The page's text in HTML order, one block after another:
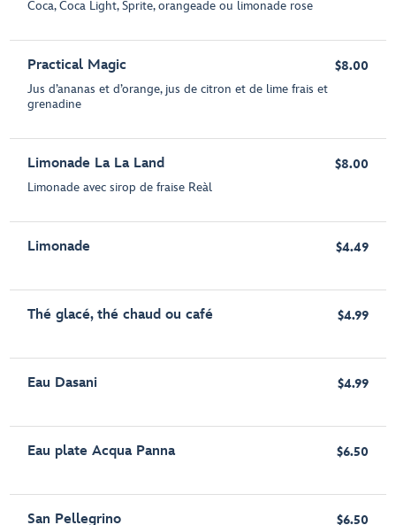
Coca, Coca Light, Sprite, orangeade ou limonade rose
Practical Magic
Jus d’ananas et d’orange, jus de citron et de lime frais et
grenadine
$8.00
Limonade La La Land
Limonade avec sirop de fraise Reàl
$8.00
Limonade $4.49
Thé glacé, thé chaud ou café $4.99
Eau Dasani $4.99
Eau plate Acqua Panna $6.50
San Pellegrino $6.50